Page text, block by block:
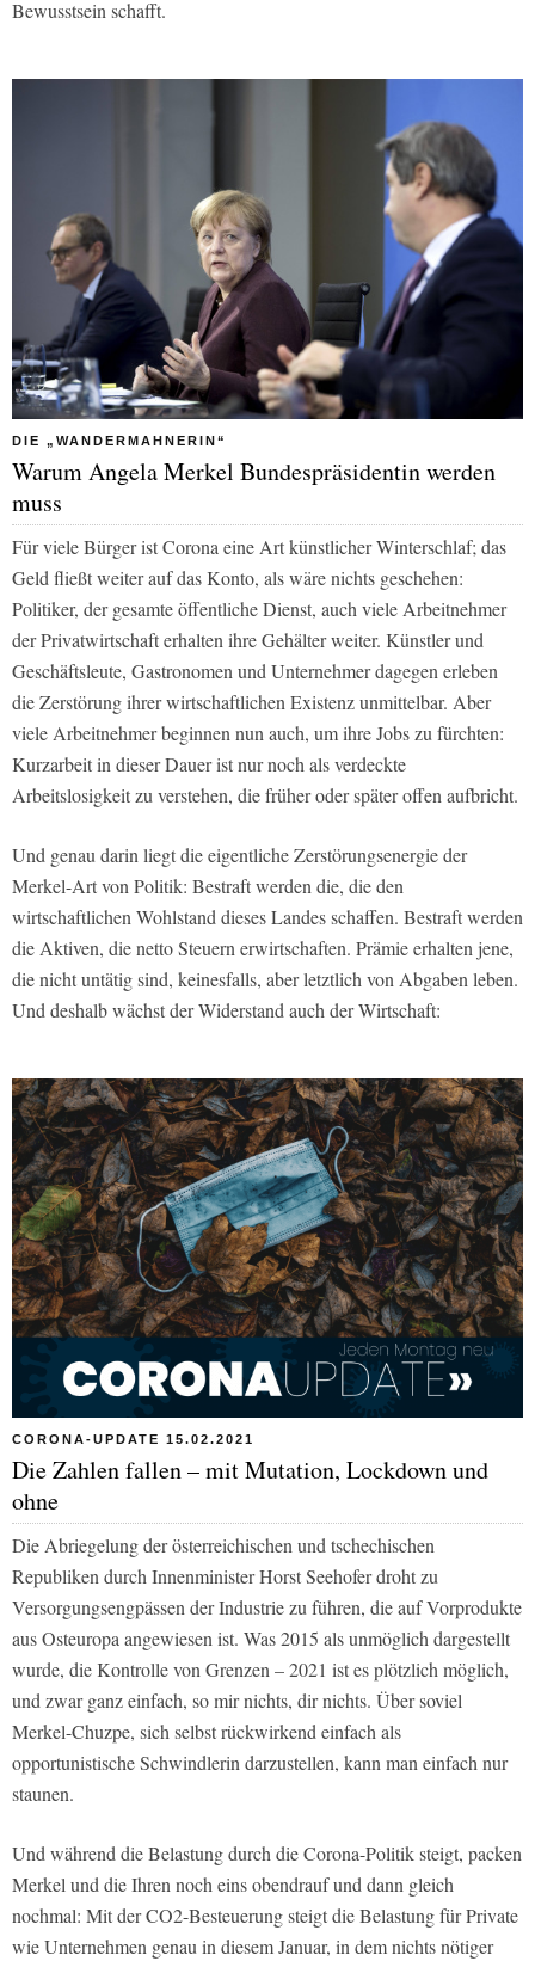
Bewusstsein schafft.
DIE „WANDERMAHNERIN“
Warum Angela Merkel Bundespräsidentin werden
muss
Für viele Bürger ist Corona eine Art künstlicher Winterschlaf; das
Geld fließt weiter auf das Konto, als wäre nichts geschehen:
Politiker, der gesamte öffentliche Dienst, auch viele Arbeitnehmer
der Privatwirtschaft erhalten ihre Gehälter weiter. Künstler und
Geschäftsleute, Gastronomen und Unternehmer dagegen erleben
die Zerstörung ihrer wirtschaftlichen Existenz unmittelbar. Aber
viele Arbeitnehmer beginnen nun auch, um ihre Jobs zu fürchten:
Kurzarbeit in dieser Dauer ist nur noch als verdeckte
Arbeitslosigkeit zu verstehen, die früher oder später offen aufbricht.
Und genau darin liegt die eigentliche Zerstörungsenergie der
Merkel-Art von Politik: Bestraft werden die, die den
wirtschaftlichen Wohlstand dieses Landes schaffen. Bestraft werden
die Aktiven, die netto Steuern erwirtschaften. Prämie erhalten jene,
die nicht untätig sind, keinesfalls, aber letztlich von Abgaben leben.
Und deshalb wächst der Widerstand auch der Wirtschaft:
CORONA-UPDATE 15.02.2021
Die Zahlen fallen – mit Mutation, Lockdown und
ohne
Die Abriegelung der österreichischen und tschechischen
Republiken durch Innenminister Horst Seehofer droht zu
Versorgungsengpässen der Industrie zu führen, die auf Vorprodukte
aus Osteuropa angewiesen ist. Was 2015 als unmöglich dargestellt
wurde, die Kontrolle von Grenzen – 2021 ist es plötzlich möglich,
und zwar ganz einfach, so mir nichts, dir nichts. Über soviel
Merkel-Chuzpe, sich selbst rückwirkend einfach als
opportunistische Schwindlerin darzustellen, kann man einfach nur
staunen.
Und während die Belastung durch die Corona-Politik steigt, packen
Merkel und die Ihren noch eins obendrauf und dann gleich
nochmal: Mit der CO2-Besteuerung steigt die Belastung für Private
wie Unternehmen genau in diesem Januar, in dem nichts nötiger